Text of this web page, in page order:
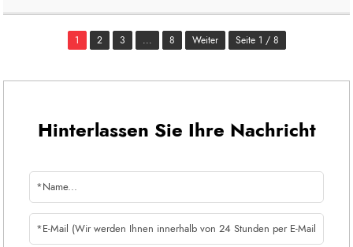
1 2 3 ... 8 Weiter Seite 1 / 8
Hinterlassen Sie Ihre Nachricht